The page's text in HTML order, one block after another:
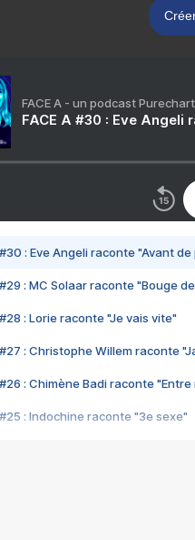
FACE A - un podcast
FACE A #30 : Eve
#30 : Eve Angeli raconte "Avant
#29 : MC Solaar raconte "Bouge
#28 : Lorie raconte "Je vais vite"
#27 : Christophe Willem raconte
#26 : Chimène Badi raconte "Entre
#25 : Indochine raconte "3e sexe"